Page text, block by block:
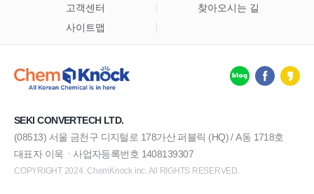
고객센터
찾아오시는 길
사이트맵
SEKI CONVERTECH LTD.
(08513) 서울 금천구 디지털로 178가산 퍼블릭 (HQ) / A동 1718호
대표자 이욱ㆍ사업자등록번호 1408139307
COPYRIGHT 2024. ChemKnock inc. All RIGHTS RESERVED.